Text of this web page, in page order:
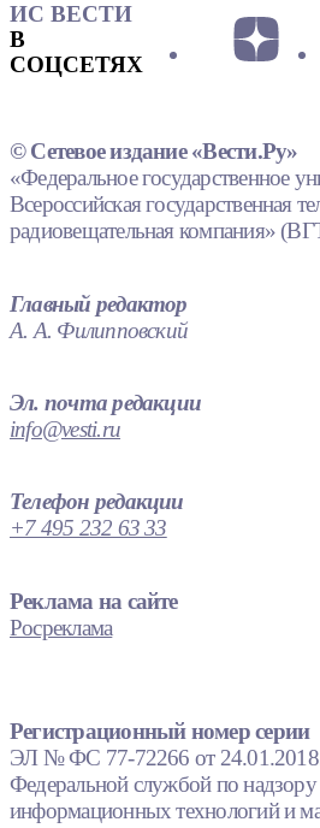
ИС ВЕСТИ
В
СОЦСЕТЯХ
© Сетевое издание «Вести.Ру»
«Федеральное государственное
Всероссийская государственная
радиовещательная компания»
Главный редактор
А. А. Филипповский
Эл. почта редакции
info@vesti.ru
Телефон редакции
+7 495 232 63 33
Реклама на сайте
Росреклама
Регистрационный номер серии
ЭЛ № ФС 77-72266 от 24.01.2018.
Федеральной службой по надзору
информационных технологий и